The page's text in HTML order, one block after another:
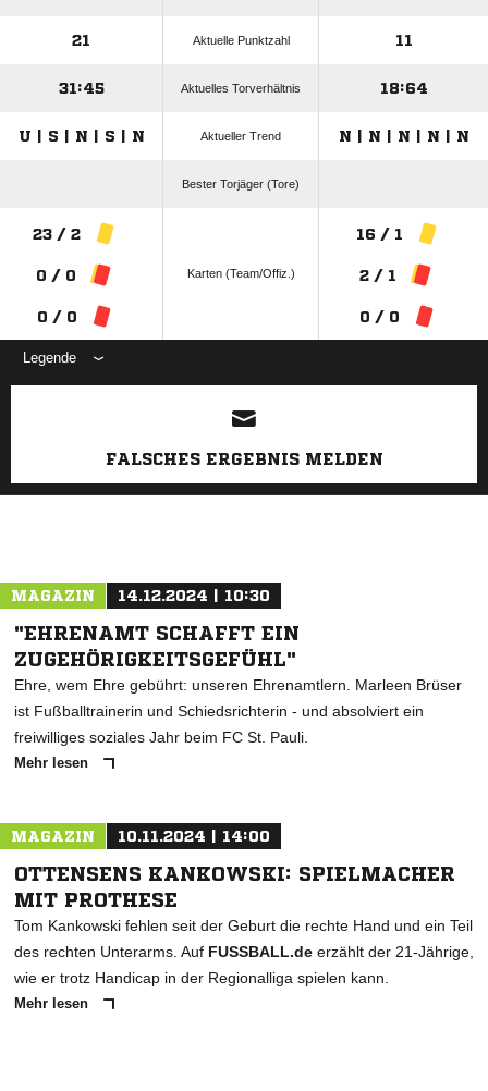
21 Aktuelle Punktzahl 11
31:45 Aktuelles Torverhältnis 18:64
U | S | N | S | N Aktueller Trend N | N | N | N | N
Bester Torjäger (Tore)
23 / 2
0 / 0
0 / 0
Karten (Team/Offiz.)
16 / 1
2 / 1
0 / 0
Legende
ANZEIGE
FALSCHES ERGEBNIS MELDEN
MAGAZIN 14.12.2024 | 10:30
"EHRENAMT SCHAFFT EIN
ZUGEHÖRIGKEITSGEFÜHL"
Ehre, wem Ehre gebührt: unseren Ehrenamtlern. Marleen Brüser
ist Fußballtrainerin und Schiedsrichterin - und absolviert ein
freiwilliges soziales Jahr beim FC St. Pauli.
Mehr lesen
MAGAZIN 10.11.2024 | 14:00
OTTENSENS KANKOWSKI: SPIELMACHER
MIT PROTHESE
Tom Kankowski fehlen seit der Geburt die rechte Hand und ein Teil
des rechten Unterarms. Auf FUSSBALL.de erzählt der 21-Jährige,
wie er trotz Handicap in der Regionalliga spielen kann.
Mehr lesen